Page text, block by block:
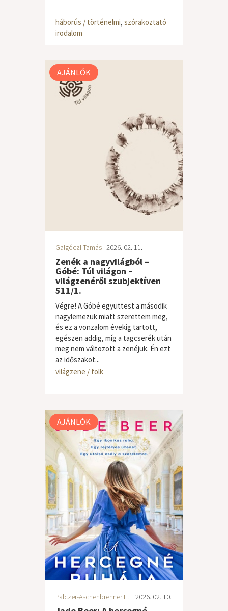
háborús / történelmi, szórakoztató
irodalom
AJÁNLÓK
Galgóczi Tamás | 2026. 02. 11.
Zenék a nagyvilágból –
Góbé: Túl világon –
világzenéről szubjektíven
511/1.
Végre! A Góbé együttest a második
nagylemezük miatt szerettem meg,
és ez a vonzalom évekig tartott,
egészen addig, míg a tagcserék után
meg nem változott a zenéjük. Én ezt
az időszakot...
világzene / folk
AJÁNLÓK
Palczer-Aschenbrenner Eti | 2026. 02. 10.